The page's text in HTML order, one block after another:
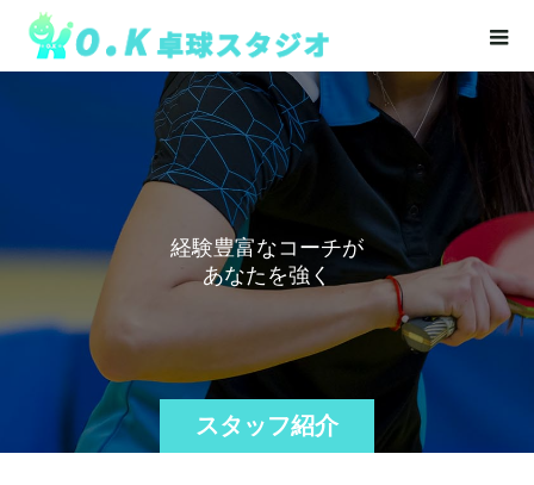
スタッフ紹介
経験豊富なコ ーチが
あなたを強くしま す